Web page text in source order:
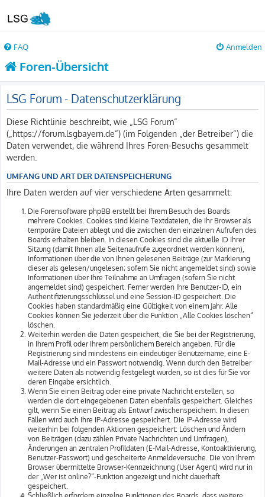
FAQ Anmelden
Foren-Übersicht
LSG Forum - Datenschutzerklärung
Diese Richtlinie beschreibt, wie „LSG Forum“
(„https://forum.lsgbayern.de“) (im Folgenden „der Betreiber“) die
Daten verwendet, die während Ihres Foren-Besuchs gesammelt
werden.
UMFANG UND ART DER DATENSPEICHERUNG
Ihre Daten werden auf vier verschiedene Arten gesammelt:
Die Forensoftware phpBB erstellt bei Ihrem Besuch des Boards
mehrere Cookies. Cookies sind kleine Textdateien, die Ihr Browser als
temporäre Dateien ablegt und die zwischen den einzelnen Aufrufen des
Boards erhalten bleiben. In diesen Cookies sind die aktuelle ID Ihrer
Sitzung (damit Ihnen alle Seitenaufrufe zugeordnet werden können),
Informationen über die von Ihnen gelesenen Beiträge (zur Markierung
dieser als gelesen/ungelesen; sofern Sie nicht angemeldet sind) sowie
Informationen über Ihre Teilnahme an Umfragen (sofern Sie nicht
angemeldet sind) gespeichert. Ferner werden Ihre Benutzer-ID, ein
Authentifizierungsschlüssel und eine Session-ID gespeichert. Die
Cookies haben standardmäßig eine Gültigkeit von einem Jahr. Alle
Cookies können Sie jederzeit über die Funktion „Alle Cookies löschen“
löschen.
Weiterhin werden die Daten gespeichert, die Sie bei der Registrierung,
in Ihrem Profil oder Ihrem persönlichem Bereich angeben. Für die
Registrierung sind mindestens ein eindeutiger Benutzername, eine E-
Mail-Adresse und ein Passwort notwendig. Wenn durch den Betreiber
weitere Daten als notwendig festgelegt wurden, so ist dies für Sie vor
deren Eingabe ersichtlich.
Wenn Sie einen Beitrag oder eine private Nachricht erstellen, so
werden die dort eingegebenen Daten ebenfalls gespeichert. Gleiches
gilt, wenn Sie einen Beitrag als Entwurf zwischenspeichern. In diesen
Fällen wird auch Ihre IP-Adresse gespeichert. Die IP-Adresse wird
weiterhin bei folgenden Aktionen gespeichert: Löschen und Ändern
von Beiträgen (dazu zählen Private Nachrichten und Umfragen),
Änderungen an zentralen Profildaten (E-Mail-Adresse, Kontoaktivierung,
Benutzer-Passwort) und gescheiterte Anmeldeversuche. Die von Ihrem
Browser übermittelte Browser-Kennzeichnung (User Agent) wird nur in
der „Wer ist online?“-Funktion angezeigt und nicht dauerhaft
gespeichert.